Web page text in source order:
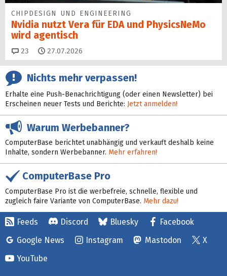
CHIPDESIGN UND ENGINEERING
Nvidia nutzt Vera für EDA und PhysicsNeMo
wird agentisch
23 Kommentare
27.07.2026
Nichts mehr verpassen!
Erhalte eine Push-Benachrichtigung (oder einen Newsletter) bei
Erscheinen neuer Tests und Berichte: Jetzt anmelden!
Warum Werbebanner?
ComputerBase berichtet unabhängig und verkauft deshalb keine
Inhalte, sondern Werbebanner. Mehr erfahren!
ComputerBase Pro
ComputerBase Pro ist die werbefreie, schnelle, flexible und
zugleich faire Variante von ComputerBase. Mehr dazu!
Feeds Discord Bluesky
Facebook
Google News
Instagram Mastodon
X
YouTube